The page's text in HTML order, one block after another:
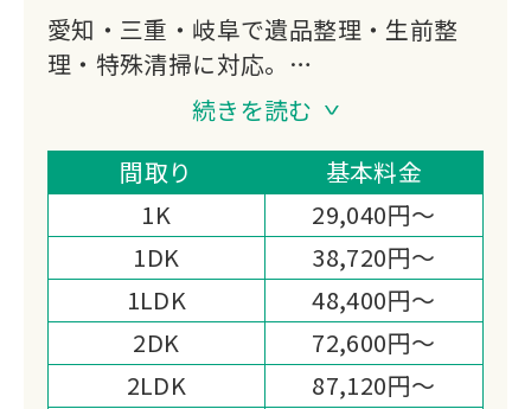
愛知・三重・岐阜で遺品整理・生前整
理・特殊清掃に対応。
廃棄物処理の資格を持つプロスタッフが
自社処理でスピーディーかつ低価格を実
現します。
仏壇・位牌の魂抜き供養も可能です。
続きを読む
間取り
基本料金
1K
29,040円～
1DK
38,720円～
1LDK
48,400円～
2DK
72,600円～
2LDK
87,120円～